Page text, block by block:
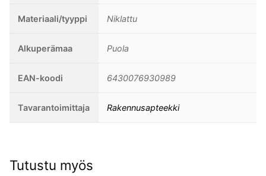
Materiaali/tyyppi Niklattu
Alkuperämaa Puola
EAN-koodi 6430076930989
Tavarantoimittaja Rakennusapteekki
Tutustu myös